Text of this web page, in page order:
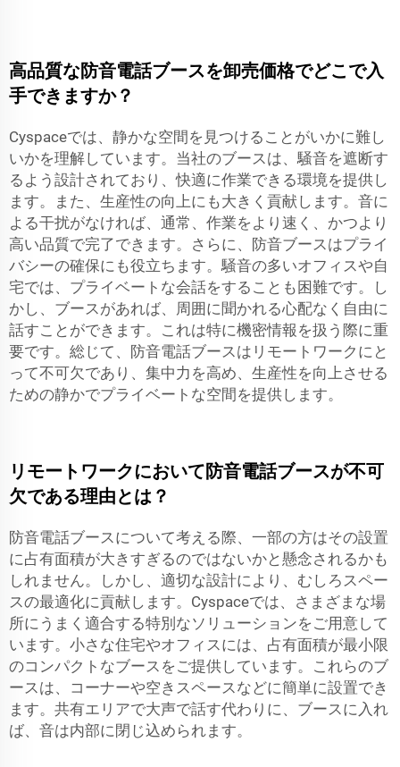
高品質な防音電話ブースを卸売価格でどこで入
手できますか？
Cyspaceでは、静かな空間を見つけることがいかに難し
いかを理解しています。当社のブースは、騒音を遮断す
るよう設計されており、快適に作業できる環境を提供し
ます。また、生産性の向上にも大きく貢献します。音に
よる干扰がなければ、通常、作業をより速く、かつより
高い品質で完了できます。さらに、防音ブースはプライ
バシーの確保にも役立ちます。騒音の多いオフィスや自
宅では、プライベートな会話をすることも困難です。し
かし、ブースがあれば、周囲に聞かれる心配なく自由に
話すことができます。これは特に機密情報を扱う際に重
要です。総じて、防音電話ブースはリモートワークにと
って不可欠であり、集中力を高め、生産性を向上させる
ための静かでプライベートな空間を提供します。
リモートワークにおいて防音電話ブースが不可
欠である理由とは？
防音電話ブースについて考える際、一部の方はその設置
に占有面積が大きすぎるのではないかと懸念されるかも
しれません。しかし、適切な設計により、むしろスペー
スの最適化に貢献します。Cyspaceでは、さまざまな場
所にうまく適合する特別なソリューションをご用意して
います。小さな住宅やオフィスには、占有面積が最小限
のコンパクトなブースをご提供しています。これらのブ
ースは、コーナーや空きスペースなどに簡単に設置でき
ます。共有エリアで大声で話す代わりに、ブースに入れ
ば、音は内部に閉じ込められます。